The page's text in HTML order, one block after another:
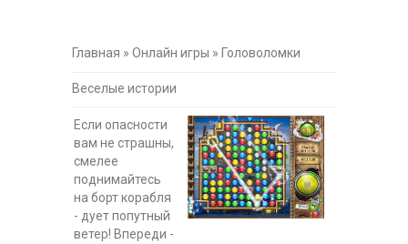
Главная » Онлайн игры » Головоломки
Веселые истории
Если опасности
вам не страшны,
смелее
поднимайтесь
на борт корабля
- дует попутный
ветер! Впереди -